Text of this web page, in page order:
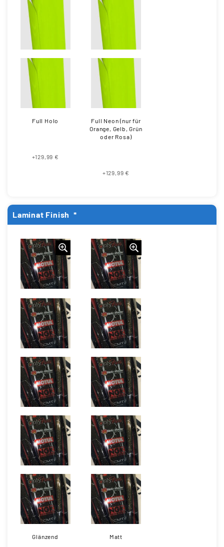
Full Holo
+129,99 €
Full Neon (nur für
Orange, Gelb, Grün
oder Rosa)
+129,99 €
Laminat Finish *
Glänzend Matt